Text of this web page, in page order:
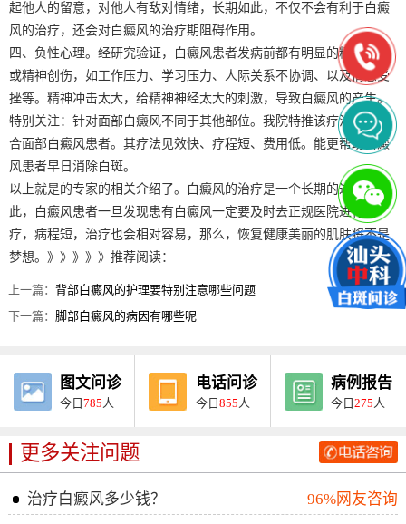
起他人的留意，对他人有敌对情绪，长期如此，不仅不会有利于白癜
风的治疗，还会对白癜风的治疗期阻碍作用。
四、负性心理。经研究验证，白癜风患者发病前都有明显的精神压力
或精神创伤，如工作压力、学习压力、人际关系不协调、以及情感受
挫等。精神冲击太大，给精神神经太大的刺激，导致白癜风的产生。
特别关注：针对面部白癜风不同于其他部位。我院特推该疗法特别适
合面部白癜风患者。其疗法见效快、疗程短、费用低。能更帮助白癜
风患者早日消除白斑。
以上就是的专家的相关介绍了。白癜风的治疗是一个长期的过程，因
此，白癜风患者一旦发现患有白癜风一定要及时去正规医院进行治
疗，病程短，治疗也会相对容易，那么，恢复健康美丽的肌肤将不是
梦想。》》》》》推荐阅读：
上一篇：背部白癜风的护理要特别注意哪些问题
下一篇：脚部白癜风的病因有哪些呢
图文问诊
今日785 人
电话问诊
今日855 人
病例报告
今日275 人
更多关注问题
治疗白癜风多少钱？
96%网友咨询